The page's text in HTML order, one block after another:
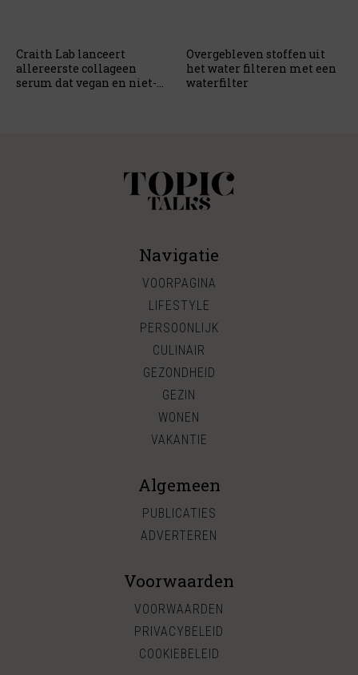
Craith Lab lanceert
allereerste collageen
serum dat vegan en niet-
Overgebleven stoffen uit
het water filteren met een
waterfilter
Navigatie
VOORPAGINA
LIFESTYLE
PERSOONLIJK
CULINAIR
GEZONDHEID
GEZIN
WONEN
VAKANTIE
Algemeen
PUBLICATIES
ADVERTEREN
Voorwaarden
VOORWAARDEN
PRIVACYBELEID
COOKIEBELEID